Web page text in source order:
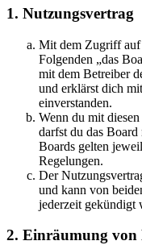
1. Nutzungsvertrag
Mit dem Zugriff
Folgenden „das
mit dem Betreiber
und erklärst dich
einverstanden.
Wenn du mit
darfst du das
Boards gelten
Regelungen.
Der
und kann von
jederzeit gekündigt
2. Einräumung von